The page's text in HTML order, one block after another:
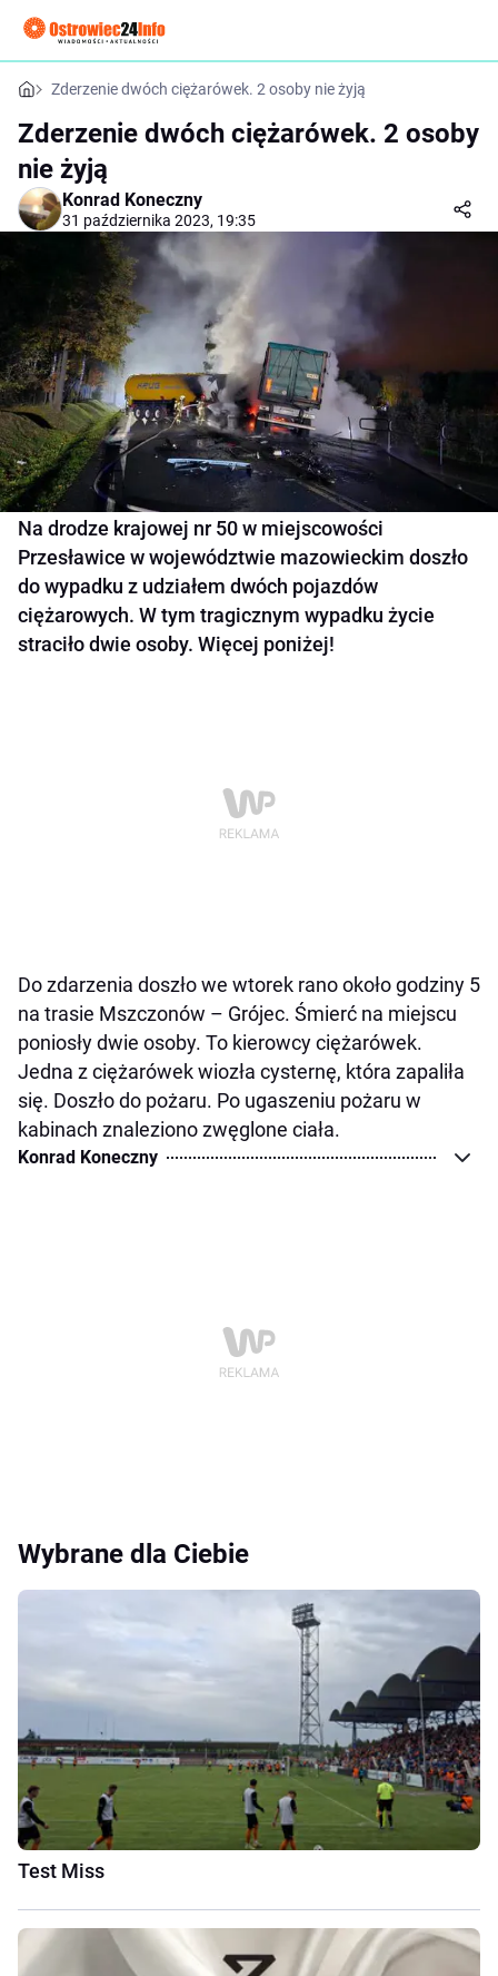
Zderzenie dwóch ciężarówek. 2 osoby nie żyją
Zderzenie dwóch ciężarówek. 2 osoby
nie żyją
Konrad Koneczny
31 października 2023, 19:35
Na drodze krajowej nr 50 w miejscowości
Przesławice w województwie mazowieckim doszło
do wypadku z udziałem dwóch pojazdów
ciężarowych. W tym tragicznym wypadku życie
straciło dwie osoby. Więcej poniżej!
Do zdarzenia doszło we wtorek rano około godziny 5
na trasie Mszczonów – Grójec. Śmierć na miejscu
poniosły dwie osoby. To kierowcy ciężarówek.
Jedna z ciężarówek wiozła cysternę, która zapaliła
się. Doszło do pożaru. Po ugaszeniu pożaru w
kabinach znaleziono zwęglone ciała.
Konrad Koneczny
Wybrane dla Ciebie
Test Miss